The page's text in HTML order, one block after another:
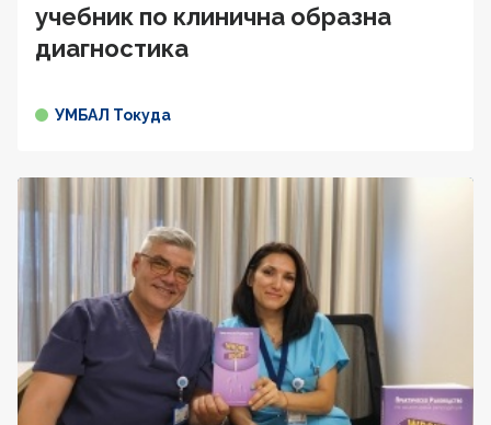
учебник по клинична образна
диагностика
УМБАЛ Токуда